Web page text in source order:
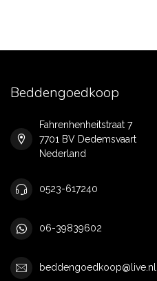
Beddengoedkoop
Fahrenhenheitstraat 7
7701 BV Dedemsvaart
Nederland
0523-617240
06-39839602
beddengoedkoop@live.nl